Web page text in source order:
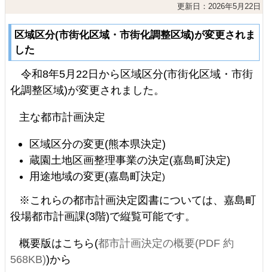
更新日：2026年5月22日
区域区分(市街化区域・市街化調整区域)が変更されま
した
令和8年5月22日から区域区分(市街化区域・市街
化調整区域)が変更されました。
主な都市計画決定
区域区分の変更(熊本県決定)
蔵園土地区画整理事業の決定(嘉島町決定)
用途地域の変更(嘉島町決定)
※これらの都市計画決定図書については、嘉島町
役場都市計画課(3階)で縦覧可能です。
概要版はこちら(都市計画決定の概要(PDF 約
568KB))から